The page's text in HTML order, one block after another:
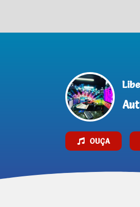
OUÇA